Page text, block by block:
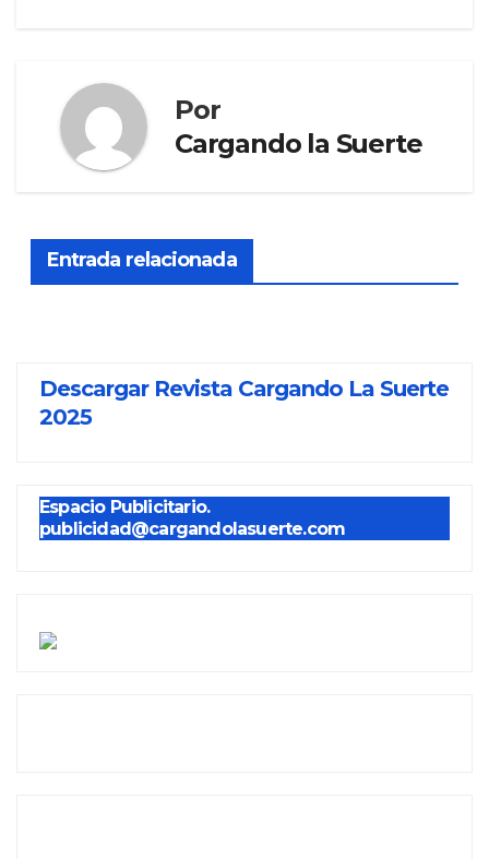
Por
Cargando la Suerte
Entrada relacionada
Descargar Revista Cargando La Suerte
2025
Espacio Publicitario.
publicidad@cargandolasuerte.com